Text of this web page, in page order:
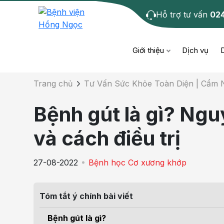
Hỗ trợ tư vấn
Giới thiệu Dịch vụ
Cơ xương khớp
Tầm soát ung thư
Da
Chi tiết bài tư
Trang chủ Tư Vấn Sức Khỏe Toàn Diện | Cẩm
Bệnh gút là gì?
và cách điều trị
27-08-2022 Bệnh học Cơ xương khớp
Tóm tắt ý chính bài viết
Bệnh gút là gì?